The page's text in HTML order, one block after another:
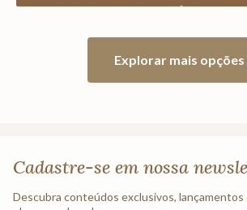
Cadastre-se em nossa
Descubra conteúdos exclusivos, lançamentos